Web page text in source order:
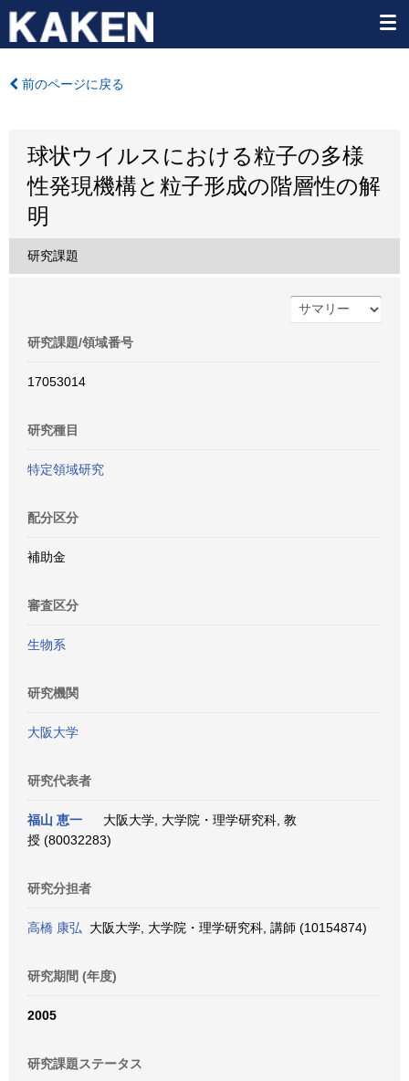
前のページに戻る
球状ウイルスにおける粒子の多様
性発現機構と粒子形成の階層性の解
明
研究課題
研究課題/領域番号
17053014
研究種目
特定領域研究
配分区分
補助金
審査区分
生物系
研究機関
大阪大学
研究代表者
福山 恵一
大阪大学, 大学院・理学研究科, 教
授 (80032283)
研究分担者
高橋 康弘 大阪大学, 大学院・理学研究科, 講師 (10154874)
研究期間 (年度)
2005
研究課題ステータス